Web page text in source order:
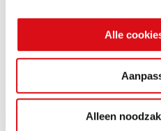
Alle
Alleen